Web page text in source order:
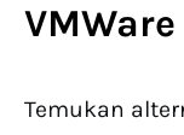
Temukan